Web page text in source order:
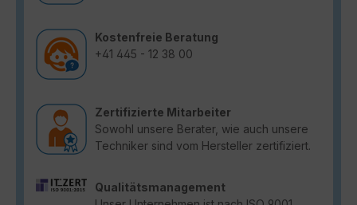
Kostenfreie Beratung
+41 445 - 12 38 00
Zertifizierte Mitarbeiter
Sowohl unsere Berater, wie auch unsere
Techniker sind vom Hersteller zertifiziert.
Qualitätsmanagement